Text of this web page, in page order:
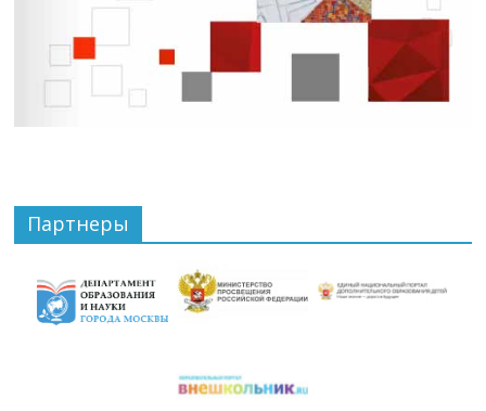
Партнеры